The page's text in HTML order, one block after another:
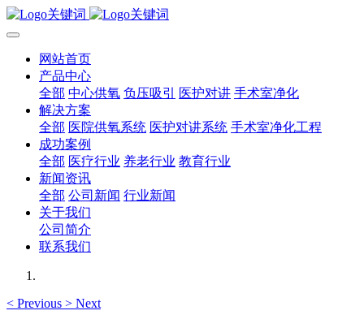
网站首页
产品中心
全部 中心供氧 负压吸引 医护对讲 手术室净化
解决方案
全部 医院供氧系统 医护对讲系统 手术室净化工程
成功案例
全部 医疗行业 养老行业 教育行业
新闻资讯
全部 公司新闻 行业新闻
关于我们
公司简介
联系我们
< Previous > Next